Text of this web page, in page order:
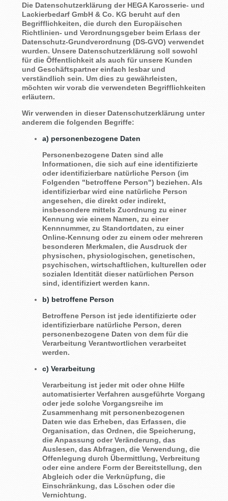
Die Datenschutzerklärung der HEGA Karosserie- und
Lackierbedarf GmbH & Co. KG beruht auf den
Begrifflichkeiten, die durch den Europäischen
Richtlinien- und Verordnungsgeber beim Erlass der
Datenschutz-Grundverordnung (DS-GVO) verwendet
wurden. Unsere Datenschutzerklärung soll sowohl
für die Öffentlichkeit als auch für unsere Kunden
und Geschäftspartner einfach lesbar und
verständlich sein. Um dies zu gewährleisten,
möchten wir vorab die verwendeten Begrifflichkeiten
erläutern.
Wir verwenden in dieser Datenschutzerklärung unter
anderem die folgenden Begriffe:
a) personenbezogene Daten
Personenbezogene Daten sind alle
Informationen, die sich auf eine identifizierte
oder identifizierbare natürliche Person (im
Folgenden
betroffene Person ) beziehen. Als
identifizierbar wird eine natürliche Person
angesehen, die direkt oder indirekt,
insbesondere mittels Zuordnung zu einer
Kennung wie einem Namen, zu einer
Kennnummer, zu Standortdaten, zu einer
Online-Kennung oder zu einem oder mehreren
besonderen Merkmalen, die Ausdruck der
physischen, physiologischen, genetischen,
psychischen, wirtschaftlichen, kulturellen oder
sozialen Identität dieser natürlichen Person
sind, identifiziert werden kann.
b) betroffene Person
Betroffene Person ist jede identifizierte oder
identifizierbare natürliche Person, deren
personenbezogene Daten von dem für die
Verarbeitung Verantwortlichen verarbeitet
werden.
c) Verarbeitung
Verarbeitung ist jeder mit oder ohne Hilfe
automatisierter Verfahren ausgeführte Vorgang
oder jede solche Vorgangsreihe im
Zusammenhang mit personenbezogenen
Daten wie das Erheben, das Erfassen, die
Organisation, das Ordnen, die Speicherung,
die Anpassung oder Veränderung, das
Auslesen, das Abfragen, die Verwendung, die
Offenlegung durch Übermittlung, Verbreitung
oder eine andere Form der Bereitstellung, den
Abgleich oder die Verknüpfung, die
Einschränkung, das Löschen oder die
Vernichtung.